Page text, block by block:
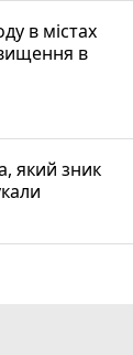
в містах
в
який зник